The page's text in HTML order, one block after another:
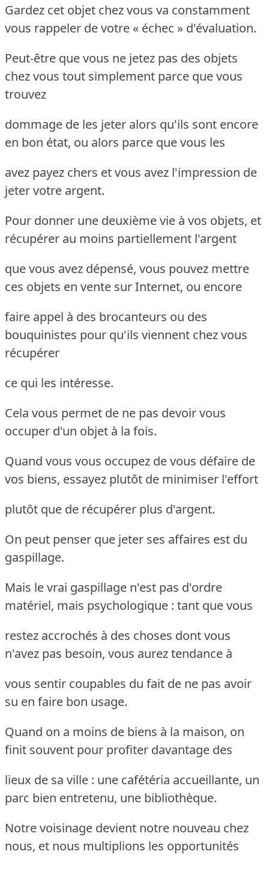
Gardez cet objet chez vous va constamment
vous rappeler de votre « échec » d'évaluation.
Peut-être que vous ne jetez pas des objets
chez vous tout simplement parce que vous
trouvez
dommage de les jeter alors qu'ils sont encore
en bon état, ou alors parce que vous les
avez payez chers et vous avez l'impression de
jeter votre argent.
Pour donner une deuxième vie à vos objets, et
récupérer au moins partiellement l'argent
que vous avez dépensé, vous pouvez mettre
ces objets en vente sur Internet, ou encore
faire appel à des brocanteurs ou des
bouquinistes pour qu'ils viennent chez vous
récupérer
ce qui les intéresse.
Cela vous permet de ne pas devoir vous
occuper d'un objet à la fois.
Quand vous vous occupez de vous défaire de
vos biens, essayez plutôt de minimiser l'effort
plutôt que de récupérer plus d'argent.
On peut penser que jeter ses affaires est du
gaspillage.
Mais le vrai gaspillage n'est pas d'ordre
matériel, mais psychologique : tant que vous
restez accrochés à des choses dont vous
n'avez pas besoin, vous aurez tendance à
vous sentir coupables du fait de ne pas avoir
su en faire bon usage.
Quand on a moins de biens à la maison, on
finit souvent pour profiter davantage des
lieux de sa ville : une cafétéria accueillante, un
parc bien entretenu, une bibliothèque.
Notre voisinage devient notre nouveau chez
nous, et nous multiplions les opportunités